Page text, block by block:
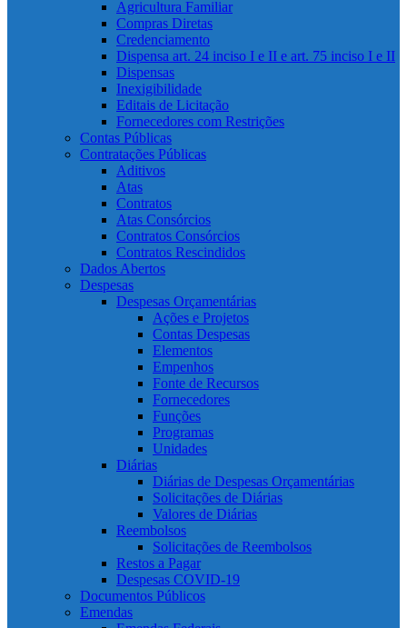
Agricultura Familiar
Compras Diretas
Credenciamento
Dispensa art. 24 inciso I e II e art. 75 inciso I e II
Dispensas
Inexigibilidade
Editais de Licitação
Fornecedores com Restrições
Contas Públicas
Contratações Públicas
Aditivos
Atas
Contratos
Atas Consórcios
Contratos Consórcios
Contratos Rescindidos
Dados Abertos
Despesas
Despesas Orçamentárias
Ações e Projetos
Contas Despesas
Elementos
Empenhos
Fonte de Recursos
Fornecedores
Funções
Programas
Unidades
Diárias
Diárias de Despesas Orçamentárias
Solicitações de Diárias
Valores de Diárias
Reembolsos
Solicitações de Reembolsos
Restos a Pagar
Despesas COVID-19
Documentos Públicos
Emendas